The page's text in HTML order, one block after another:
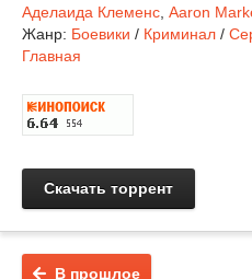
Аделаида Клеменс Aaron
Жанр: Боевики / Криминал /
Главная
Скачать торрент
В прошлое